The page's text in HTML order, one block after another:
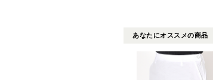
あなたにオススメの商品